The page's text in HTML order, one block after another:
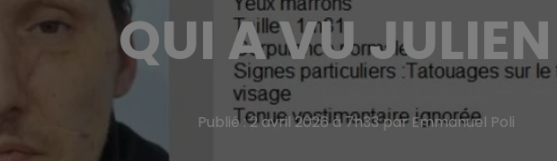
QUI A VU
Publié : 2 avril 2026 à 7h33 par Emmanuel Poli